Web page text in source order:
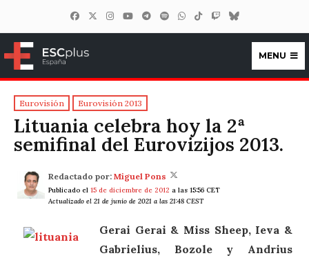
ESCplus España
MENU
Eurovisión Eurovisión 2013
Lituania celebra hoy la 2ª
semifinal del Eurovizijos 2013.
Redactado por: Miguel Pons
Publicado el 15 de diciembre de 2012 a las 15:56 CET
Actualizado el 21 de junio de 2021 a las 21:48 CEST
Gerai Gerai & Miss Sheep, Ieva &
Gabrielius, Bozole y Andrius